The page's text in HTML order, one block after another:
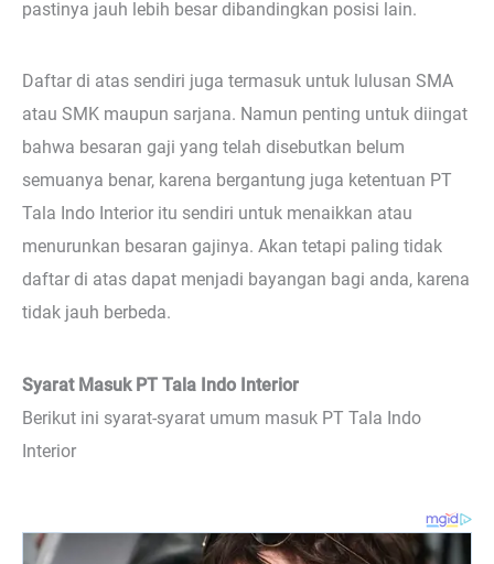
pastinya jauh lebih besar dibandingkan posisi lain.
Daftar di atas sendiri juga termasuk untuk lulusan SMA
atau SMK maupun sarjana. Namun penting untuk diingat
bahwa besaran gaji yang telah disebutkan belum
semuanya benar, karena bergantung juga ketentuan PT
Tala Indo Interior itu sendiri untuk menaikkan atau
menurunkan besaran gajinya. Akan tetapi paling tidak
daftar di atas dapat menjadi bayangan bagi anda, karena
tidak jauh berbeda.
Syarat Masuk PT Tala Indo Interior
Berikut ini syarat-syarat umum masuk PT Tala Indo
Interior